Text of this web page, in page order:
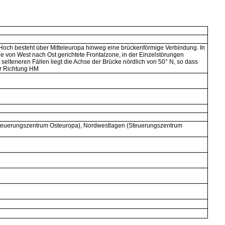
besteht über Mitteleuropa hinweg eine brückenförmige Verbindung. In
West nach Ost gerichtete Frontalzone, in der Einzelstörungen
Fällen liegt die Achse der Brücke nördlich von 50° N, so dass
Richtung HM
Osteuropa), Nordwestlagen (Steuerungszentrum